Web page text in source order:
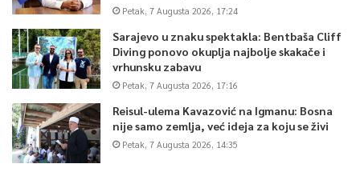
Petak, 7 Augusta 2026, 17:24
Sarajevo u znaku spektakla: Bentbaša Cliff
Diving ponovo okuplja najbolje skakače i
vrhunsku zabavu
Petak, 7 Augusta 2026, 17:16
Reisul-ulema Kavazović na Igmanu: Bosna
nije samo zemlja, već ideja za koju se živi
Petak, 7 Augusta 2026, 14:35